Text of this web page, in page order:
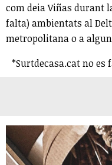
com deia Viñas durant
falta) ambientats al
metropolitana o a algun
*Surtdecasa.cat no es